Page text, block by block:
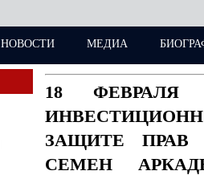
НОВОСТИ МЕДИА
18 ФЕВРАЛЯ
ЗАЩИТЕ ПРАВ
СЕМЕН